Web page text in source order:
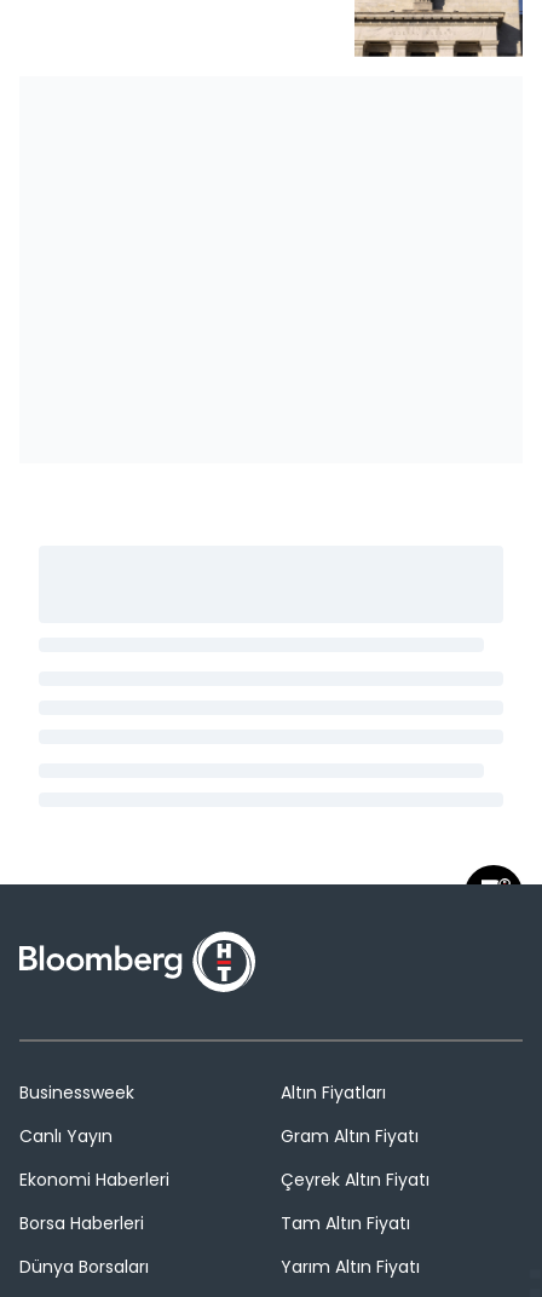
Businessweek
Canlı Yayın
Ekonomi Haberleri
Borsa Haberleri
Dünya Borsaları
Altın Fiyatları
Gram Altın Fiyatı
Çeyrek Altın Fiyatı
Tam Altın Fiyatı
Yarım Altın Fiyatı